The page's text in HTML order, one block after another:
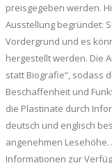
preisgegeben werden.
Ausstellung begründet:
Vordergrund und es
hergestellt werden. Die
statt Biografie“, sodass
Beschaffenheit und
die Plastinate durch
deutsch und englisch
angenehmen
Informationen zur